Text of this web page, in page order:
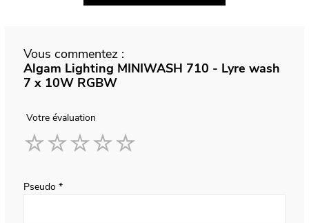
Vous commentez :
Algam Lighting MINIWASH 710 - Lyre wash
7 x 10W RGBW
Votre évaluation
Pseudo